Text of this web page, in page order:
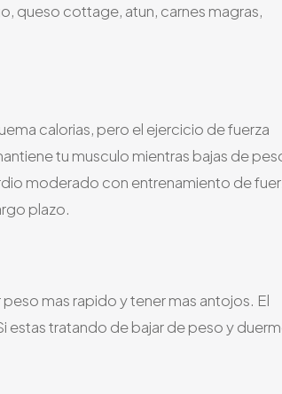
queso cottage, atun, carnes magras,
calorias, pero el ejercicio de fuerza
tu musculo mientras bajas de
moderado con entrenamiento de
plazo.
mas rapido y tener mas antojos. El
estas tratando de bajar de peso y